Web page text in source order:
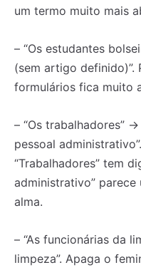
um termo muito mais
– “Os estudantes
(sem artigo definido)”.
formulários fica muito
– “Os trabalhadores”
pessoal
“Trabalhadores” tem
administrativo”
alma.
– “As funcionárias da
limpeza”. Apaga o